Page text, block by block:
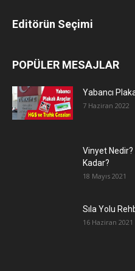
Editörün Seçimi
POPÜLER MESAJLAR
Yabancı
7 Haziran 2022
Vinyet Nedir?
Kadar?
18 Mayıs 2021
Sıla Yolu
16 Haziran 2021